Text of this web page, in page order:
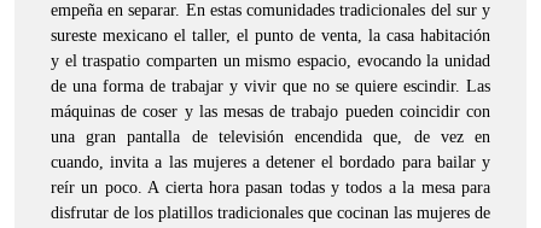
empeña en separar. En estas comunidades tradicionales del sur y
sureste mexicano el taller, el punto de venta, la casa habitación
y el traspatio comparten un mismo espacio, evocando la unidad
de una forma de trabajar y vivir que no se quiere escindir. Las
máquinas de coser y las mesas de trabajo pueden coincidir con
una gran pantalla de televisión encendida que, de vez en
cuando, invita a las mujeres a detener el bordado para bailar y
reír un poco. A cierta hora pasan todas y todos a la mesa para
disfrutar de los platillos tradicionales que cocinan las mujeres de